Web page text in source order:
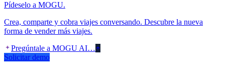
Pídeselo a MOGU.
Crea, comparte y cobra viajes conversando. Descubre la nueva
forma de vender más viajes.
Pregúntale a MOGU AI…
Solicitar demo